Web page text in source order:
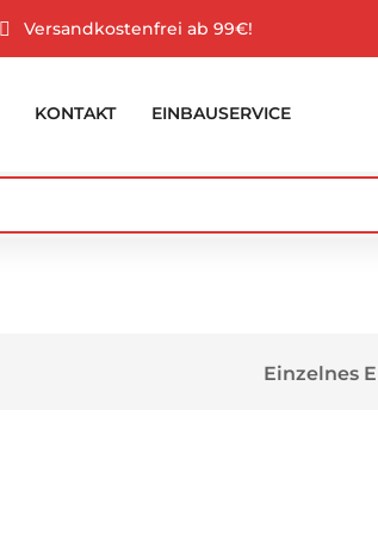
Versandkostenfrei ab 99€!
KONTAKT EINBAUSERVICE
Einzelnes